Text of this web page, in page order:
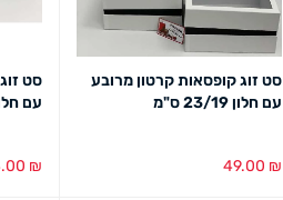
סט זוג קופסאות קרטון מרובע
עם חלון 23/19 ס"מ
49.00 ₪
סט
עם חלון 25/13 ס"מ
₪